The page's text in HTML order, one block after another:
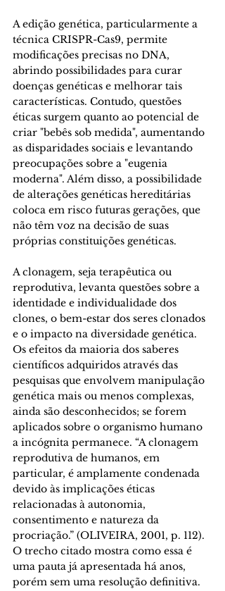
A edição genética, particularmente a
técnica CRISPR-Cas9, permite
modificações precisas no DNA,
abrindo possibilidades para curar
doenças genéticas e melhorar tais
características. Contudo, questões
éticas surgem quanto ao potencial de
criar "bebês sob medida", aumentando
as disparidades sociais e levantando
preocupações sobre a "eugenia
moderna". Além disso, a possibilidade
de alterações genéticas hereditárias
coloca em risco futuras gerações, que
não têm voz na decisão de suas
próprias constituições genéticas.
A clonagem, seja terapêutica ou
reprodutiva, levanta questões sobre a
identidade e individualidade dos
clones, o bem-estar dos seres clonados
e o impacto na diversidade genética.
Os efeitos da maioria dos saberes
científicos adquiridos através das
pesquisas que envolvem manipulação
genética mais ou menos complexas,
ainda são desconhecidos; se forem
aplicados sobre o organismo humano
a incógnita permanece. “A clonagem
reprodutiva de humanos, em
particular, é amplamente condenada
devido às implicações éticas
relacionadas à autonomia,
consentimento e natureza da
procriação.” (OLIVEIRA, 2001, p. 112).
O trecho citado mostra como essa é
uma pauta já apresentada há anos,
porém sem uma resolução definitiva.